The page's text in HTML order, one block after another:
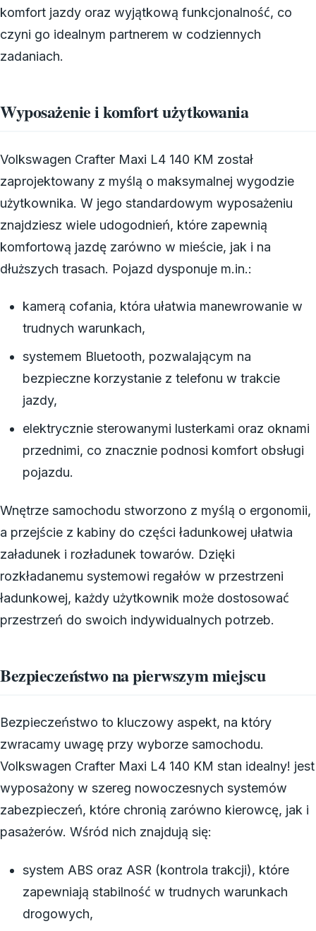
komfort jazdy oraz wyjątkową funkcjonalność, co
czyni go idealnym partnerem w codziennych
zadaniach.
Wyposażenie i komfort użytkowania
Volkswagen Crafter Maxi L4 140 KM został
zaprojektowany z myślą o maksymalnej wygodzie
użytkownika. W jego standardowym wyposażeniu
znajdziesz wiele udogodnień, które zapewnią
komfortową jazdę zarówno w mieście, jak i na
dłuższych trasach. Pojazd dysponuje m.in.:
kamerą cofania, która ułatwia manewrowanie w
trudnych warunkach,
systemem Bluetooth, pozwalającym na
bezpieczne korzystanie z telefonu w trakcie
jazdy,
elektrycznie sterowanymi lusterkami oraz oknami
przednimi, co znacznie podnosi komfort obsługi
pojazdu.
Wnętrze samochodu stworzono z myślą o ergonomii,
a przejście z kabiny do części ładunkowej ułatwia
załadunek i rozładunek towarów. Dzięki
rozkładanemu systemowi regałów w przestrzeni
ładunkowej, każdy użytkownik może dostosować
przestrzeń do swoich indywidualnych potrzeb.
Bezpieczeństwo na pierwszym miejscu
Bezpieczeństwo to kluczowy aspekt, na który
zwracamy uwagę przy wyborze samochodu.
Volkswagen Crafter Maxi L4 140 KM stan idealny! jest
wyposażony w szereg nowoczesnych systemów
zabezpieczeń, które chronią zarówno kierowcę, jak i
pasażerów. Wśród nich znajdują się:
system ABS oraz ASR (kontrola trakcji), które
zapewniają stabilność w trudnych warunkach
drogowych,